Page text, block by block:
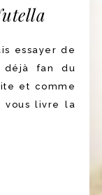
essayer de
déjà fan du
et comme
vous livre la